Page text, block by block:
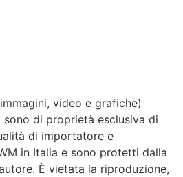
video e grafiche)
di proprietà esclusiva di
di importatore e
in Italia e sono protetti dalla
È vietata la riproduzione,